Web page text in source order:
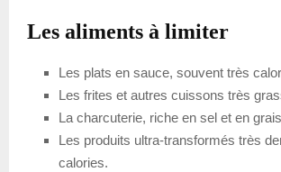
Les aliments à limiter
Les plats en sauce, souvent très
Les frites et autres cuissons très
La charcuterie, riche en sel et en
Les produits ultra-transformés très
calories.